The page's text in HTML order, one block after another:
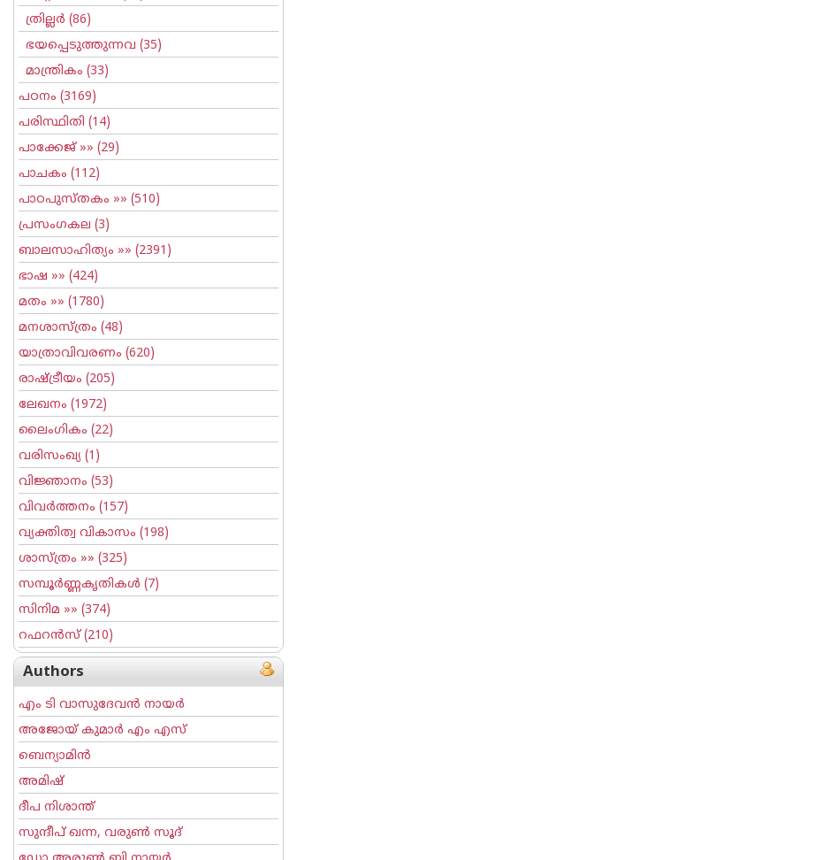
ത്രില്ലര്‍ (86)
ഭയപ്പെടുത്തുന്നവ (35)
മാന്ത്രികം (33)
പഠനം (3169)
പരിസ്ഥിതി (14)
പാക്കേജ് »» (29)
പാചകം (112)
പാഠപുസ്തകം »» (510)
പ്രസംഗകല (3)
ബാലസാഹിത്യം »» (2391)
ഭാഷ »» (424)
മതം »» (1780)
മനശാസ്ത്രം (48)
യാത്രാവിവരണം (620)
രാഷ്ട്രീയം (205)
ലേഖനം (1972)
ലൈംഗികം (22)
വരിസംഖ്യ (1)
വിജ്ഞാനം (53)
വിവര്‍ത്തനം (157)
വ്യക്തിത്വ വികാസം (198)
ശാസ്ത്രം »» (325)
സമ്പൂര്‍ണ്ണകൃതികള്‍ (7)
സിനിമ »» (374)
റഫറന്‍സ്(210)
Authors
എം ടി വാസുദേവന്‍ നായര്‍
അജോയ് കുമാര്‍ എം എസ്
ബെന്യാമിന്‍
അമിഷ്
ദീപ നിശാന്ത്
സുന്ദീപ് ഖന്ന, വരുൺ സൂദ്